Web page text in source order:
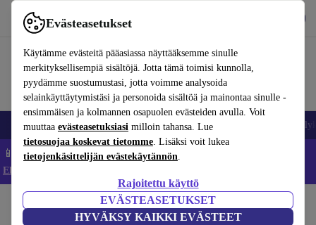
Evästeasetukset
Käytämme evästeitä pääasiassa näyttääksemme sinulle
merkityksellisempiä sisältöjä. Jotta tämä toimisi kunnolla,
pyydämme suostumustasi, jotta voimme analysoida
selainkäyttäytymistäsi ja personoida sisältöä ja mainontaa sinulle -
ensimmäisen ja kolmannen osapuolen evästeiden avulla. Voit
muuttaa evästeasetuksiasi milloin tahansa. Lue
tietosuojaa koskevat tietomme. Lisäksi voit lukea
tietojenkäsittelijän evästekäytännön.
Rajoitettu käyttö
EVÄSTEASETUKSET
HYVÄKSY KAIKKI EVÄSTEET
Käytä refurbed-palvelua nopeasti ja helposti
Matkapuhelimet ja älypuhelimet Kannettavat tietokoneet
📱 Säästä 5 % LISÄÄ iPhoneista – Koodi: IPHONEDEAL –
Ehdot ja säännöt